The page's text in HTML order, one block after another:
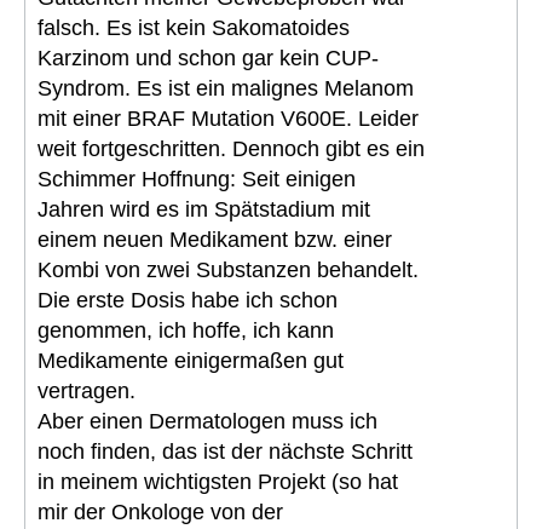
falsch. Es ist kein Sakomatoides
Karzinom und schon gar kein CUP-
Syndrom. Es ist ein malignes Melanom
mit einer BRAF Mutation V600E. Leider
weit fortgeschritten. Dennoch gibt es ein
Schimmer Hoffnung: Seit einigen
Jahren wird es im Spätstadium mit
einem neuen Medikament bzw. einer
Kombi von zwei Substanzen behandelt.
Die erste Dosis habe ich schon
genommen, ich hoffe, ich kann
Medikamente einigermaßen gut
vertragen.
Aber einen Dermatologen muss ich
noch finden, das ist der nächste Schritt
in meinem wichtigsten Projekt (so hat
mir der Onkologe von der